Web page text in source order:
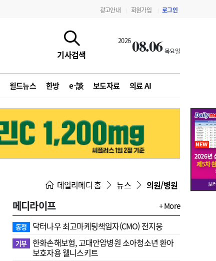
광고안내 회원가입 로그인
기사검색
202608.06 목요일
월드뉴스 한방 e-談 보도자료 의료 AI
지침·기준·평가 약제급여 심사 결과
데일리메디 홈 뉴스 의원/병원
메디라이프 + More
동정 닥터나우 최고마케팅책임자(CMO) 전지웅
기부 한화손해보험, 고대안암병원 소아청소년 환아
보호자용 웰니스키트